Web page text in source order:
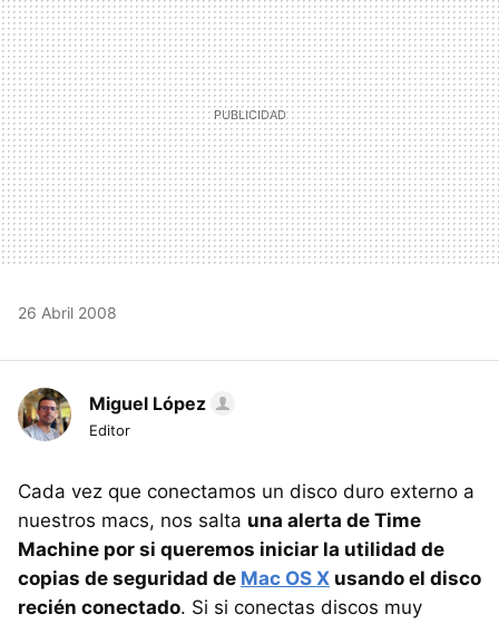
26 Abril 2008
Miguel López
Editor
Cada vez que conectamos un disco duro externo a
nuestros macs, nos salta una alerta de Time
Machine por si queremos iniciar la utilidad de
copias de seguridad de Mac OS X usando el disco
recién conectado. Si si conectas discos muy